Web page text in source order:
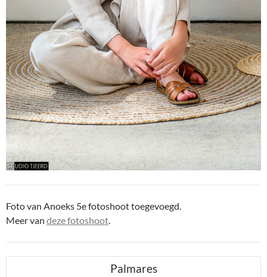
Foto van Anoeks 5e fotoshoot toegevoegd.
Meer van deze fotoshoot.
Palmares